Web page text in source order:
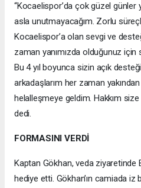
“Kocaelispor’da çok güzel günler
asla unutmayacağım. Zorlu
Kocaelispor’a olan sevgi ve
zaman yanımızda olduğunuz
Bu 4 yıl boyunca sizin açık
arkadaşlarım her zaman
helalleşmeye geldim. Hakkım
dedi.
FORMASINI VERDİ
Kaptan Gökhan, veda ziyaretinde
hediye etti. Gökhan’ın camiada iz